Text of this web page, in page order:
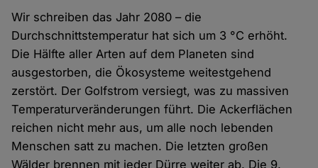
Wir schreiben das Jahr 2080 – die
Durchschnittstemperatur hat sich um 3 °C erhöht.
Die Hälfte aller Arten auf dem Planeten sind
ausgestorben, die Ökosysteme weitestgehend
zerstört. Der Golfstrom versiegt, was zu massiven
Temperaturveränderungen führt. Die Ackerflächen
reichen nicht mehr aus, um alle noch lebenden
Menschen satt zu machen. Die letzten großen
Wälder brennen mit jeder Dürre weiter ab. Die 9.